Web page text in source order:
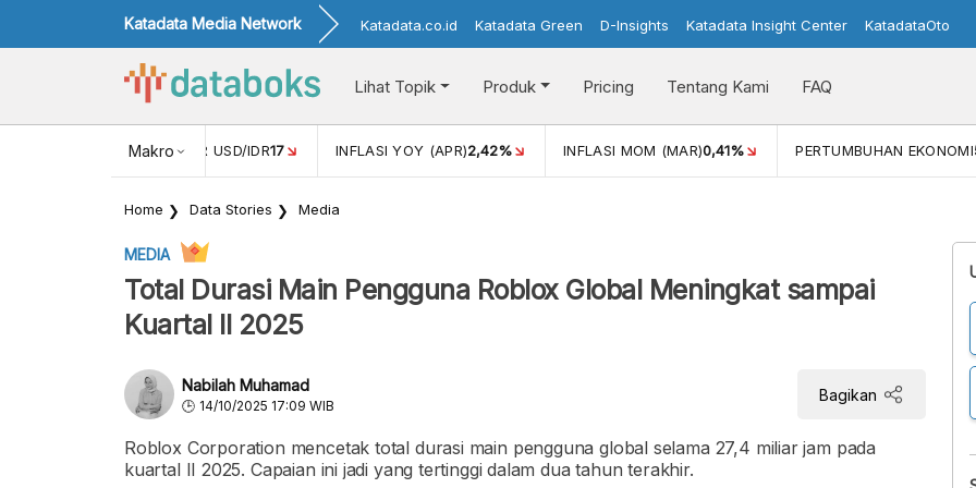
Katadata Media Network Katadata.co.id Katadata Green D-Insights Katadata Insight Center KatadataOto
Lihat Topik Produk Pricing Tentang Kami FAQ
Makro
NILAI TUKAR USD/IDR17 INFLASI YOY (APR)2,42% INFLASI MOM (MAR)0,41% PERTUMBUHAN EKONOMI
Home Data Stories Media
MEDIA
Total Durasi Main Pengguna Roblox Global Meningkat sampai
Kuartal II 2025
Nabilah Muhamad
14/10/2025 17:09 WIB
Bagikan
Roblox Corporation mencetak total durasi main pengguna global selama 27,4 miliar jam pada
kuartal II 2025. Capaian ini jadi yang tertinggi dalam dua tahun terakhir.